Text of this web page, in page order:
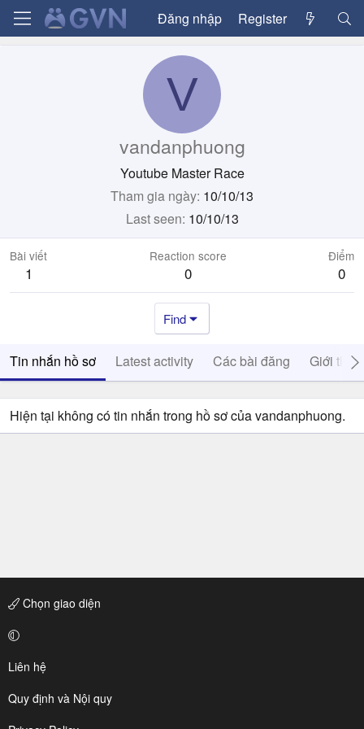
Đăng nhập Register
V
vandanphuong
Youtube Master Race
Tham gia ngày 10/10/13
Last seen 10/10/13
Bài viết
1
Reaction score
0
Điểm
0
Find
Tin nhắn hồ sơ Latest activity Các bài đăng Giới thiệu
Hiện tại không có tin nhắn trong hồ sơ của vandanphuong.
Chọn giao diện
Liên hệ
Quy định và Nội quy